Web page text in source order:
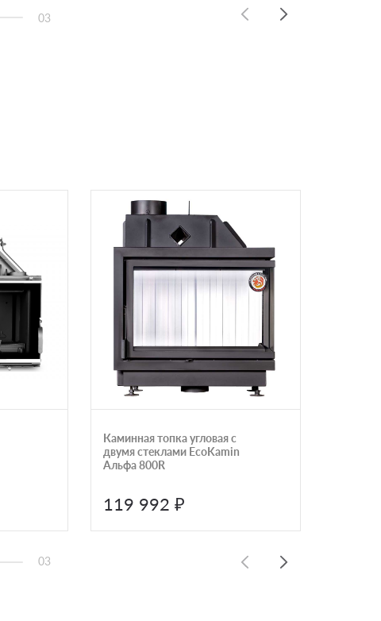
03
Каминная топка угловая с
двумя стеклами EcoKamin
Альфа 800R
119 992 ₽
03